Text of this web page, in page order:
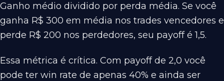
Ganho médio dividido por perda média. Se você
ganha R$ 300 em média nos trades vencedores e
perde R$ 200 nos perdedores, seu payoff é 1,5.
Essa métrica é crítica. Com payoff de 2,0 você
pode ter win rate de apenas 40% e ainda ser